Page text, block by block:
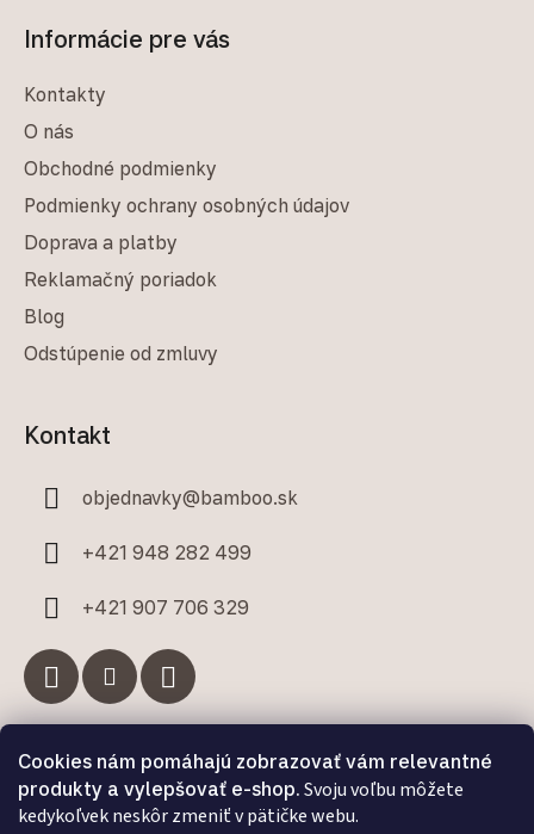
Cookies nám pomáhajú zobrazovať vám relevantné
produkty a vylepšovať e-shop. Svoju voľbu môžete
kedykoľvek neskôr zmeniť v pätičke webu.
Informácie pre vás
Kontakty
O nás
Obchodné podmienky
Podmienky ochrany osobných údajov
Doprava a platby
Reklamačný poriadok
Blog
Odstúpenie od zmluvy
Kontakt
objednavky@bamboo.sk
+421 948 282 499
+421 907 706 329
Facebook
Bamboo.sk